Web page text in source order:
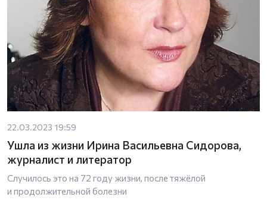
22.03.2023 19:59
Ушла из жизни Ирина Васильевна Сидорова,
журналист и литератор
Случилось это на 72 году жизни, после тяжёлой
и продолжительной болезни